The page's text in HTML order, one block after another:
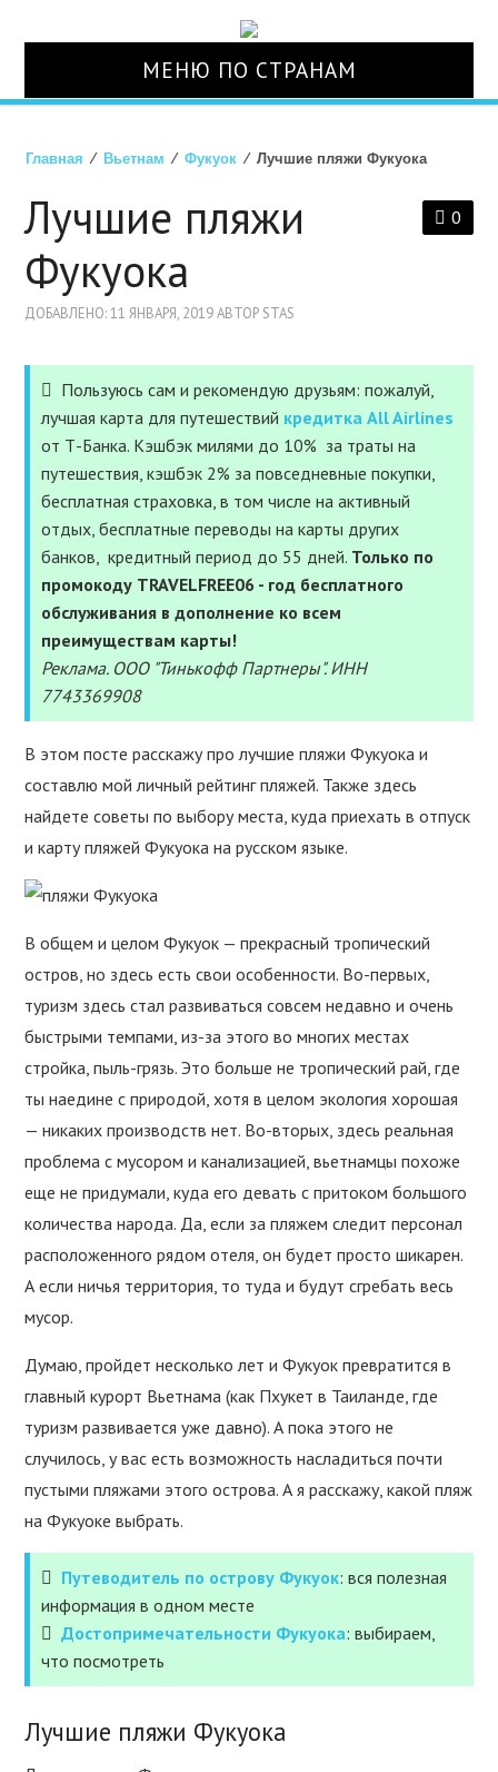
МЕНЮ ПО СТРАНАМ
АВИАБИЛЕТЫ
СТРАХОВКА
УСЛУГИ
ПОЛЕЗНОЕ
ПОДДЕРЖАТЬ
Главная ⁄ Вьетнам ⁄Фукуок ⁄ Лучшие пляжи Фукуока
0
Лучшие пляжи
Фукуока
ДОБАВЛЕНО: 11 ЯНВАРЯ, 2019 АВТОР STAS
Пользуюсь сам и рекомендую друзьям: пожалуй,
лучшая карта для путешествий кредитка All Airlines
от Т-Банка. Кэшбэк милями до 10% за траты на
путешествия, кэшбэк 2% за повседневные покупки,
бесплатная страховка, в том числе на активный
отдых, бесплатные переводы на карты других
банков, кредитный период до 55 дней. Только по
промокоду TRAVELFREE06 - год бесплатного
обслуживания в дополнение ко всем
преимуществам карты!
Реклама. ООО "Тинькофф Партнеры". ИНН
7743369908
В этом посте расскажу про лучшие пляжи Фукуока и
составлю мой личный рейтинг пляжей. Также здесь
найдете советы по выбору места, куда приехать в отпуск
и карту пляжей Фукуока на русском языке.
В общем и целом Фукуок — прекрасный тропический
остров, но здесь есть свои особенности. Во-первых,
туризм здесь стал развиваться совсем недавно и очень
быстрыми темпами, из-за этого во многих местах
стройка, пыль-грязь. Это больше не тропический рай, где
ты наедине с природой, хотя в целом экология хорошая
— никаких производств нет. Во-вторых, здесь реальная
проблема с мусором и канализацией, вьетнамцы похоже
еще не придумали, куда его девать с притоком большого
количества народа. Да, если за пляжем следит персонал
расположенного рядом отеля, он будет просто шикарен.
А если ничья территория, то туда и будут сгребать весь
мусор.
Думаю, пройдет несколько лет и Фукуок превратится в
главный курорт Вьетнама (как Пхукет в Таиланде, где
туризм развивается уже давно). А пока этого не
случилось, у вас есть возможность насладиться почти
пустыми пляжами этого острова. А я расскажу, какой пляж
на Фукуоке выбрать.
Путеводитель по острову Фукуок: вся полезная
информация в одном месте
Достопримечательности Фукуока: выбираем,
что посмотреть
Лучшие пляжи Фукуока